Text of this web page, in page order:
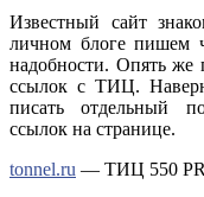
Известный сайт
личном блоге пишем
надобности. Опять же
ссылок с ТИЦ.
писать отдельный
ссылок на странице.
tonnel.ru — ТИЦ 550